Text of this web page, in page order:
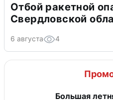
Отбой ракетной
Свердловской
6 августа 4
Большая